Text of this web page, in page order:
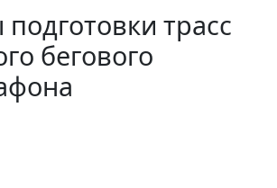
трасс
бегового